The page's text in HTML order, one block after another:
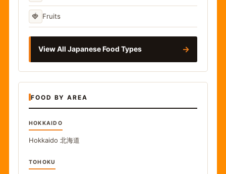
🍓 Fruits
View All Japanese Food Types →
FOOD BY AREA
HOKKAIDO
Hokkaido 北海道
TOHOKU